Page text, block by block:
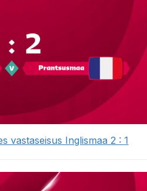
vastaseisus Inglismaa 2 : 1